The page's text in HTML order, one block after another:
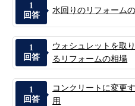
1
回答
水回りのリフォーム
1
回答
ウォシュレットを取
るリフォームの相場
1
回答
コンクリートに変更
用